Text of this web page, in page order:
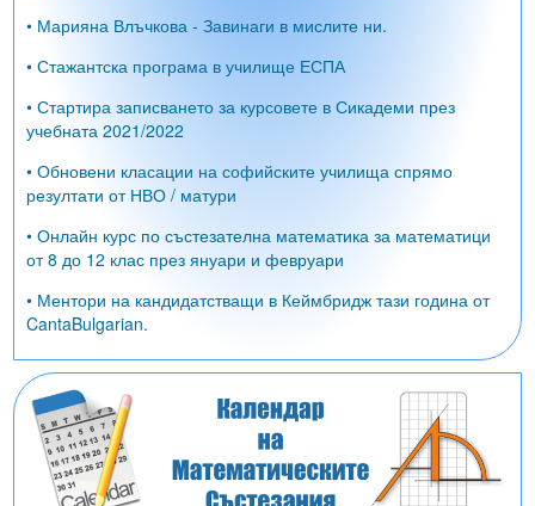
• Марияна Влъчкова - Завинаги в мислите ни.
• Стажантска програма в училище ЕСПА
• Стартира записването за курсовете в Сикадеми през
учебната 2021/2022
• Обновени класации на софийските училища спрямо
резултати от НВО / матури
• Онлайн курс по състезателна математика за математици
от 8 до 12 клас през януари и февруари
• Ментори на кандидатстващи в Кеймбридж тази година от
CantaBulgarian.